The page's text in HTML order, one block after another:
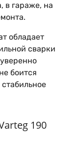
в гараже, на
обладает
сварки
боится
190